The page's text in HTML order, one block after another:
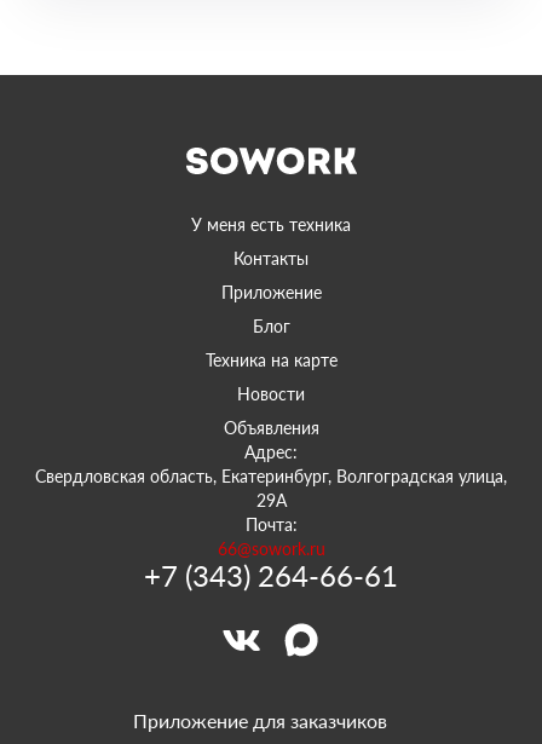
У меня есть техника
Контакты
Приложение
Блог
Техника на карте
Новости
Объявления
Адрес:
Свердловская область, Екатеринбург, Волгоградская улица,
29А
Почта:
66@sowork.ru
+7 (343) 264-66-61
Приложение для заказчиков